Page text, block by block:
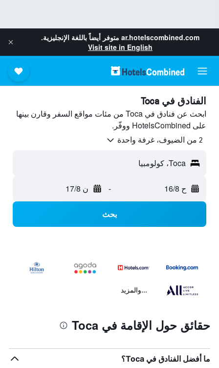
ar.hotelscombined.com متوفر أيضاً باللغة الإنجليزية.
Visit site in English
الفنادق في Toca
ابحث عن فنادق في Toca من مئات مواقع السفر وقارن بينها
على HotelsCombined ووفّر.
2 من الضيوف، غرفة واحدة
Toca، كولومبيا
ح 16/8 - ن 17/8
بحث
...والمزيد
حقائق حول الإقامة في Toca
ما أفضل الفنادق في Toca؟